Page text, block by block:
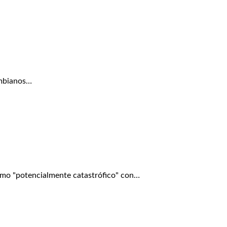
"potencialmente catastrófico" con…